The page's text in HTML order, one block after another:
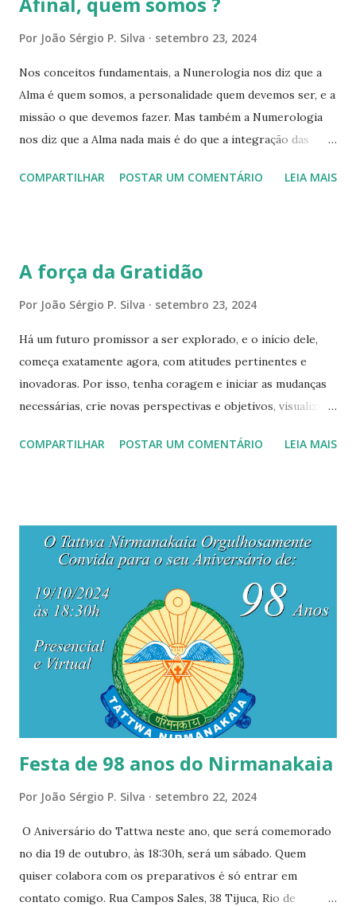
protegendo de insetos que picam, formigas e até cobras,
algumas diferenças, você está enfrentando os dissabores
que o mundo te apresenta, antes de atingir a conclusão do
seu objetivo. Entretanto, determinação, positividade,
otimismo, autoconfiança, disciplina, perspicácia e prudência,
trampolins, e assim conseguir concretizar...
Por João Sérgio P. Silva setembro 23, 2024
Nos conceitos fundamentais, a Nunerologia nos diz que a
Alma é quem somos, a personalidade quem devemos ser, e a
missão o que devemos fazer. Mas também a Numerologia
nos diz que a Alma nada mais é do que a integração das
que a vida é uma obra, e que o Plano da Alma com seus
atrai para fazermos o que precisamos para nos tornar
serei. H.A.V.J
COMPARTILHAR POSTAR UM COMENTÁRIO LEIA MAIS
A força da Gratidão
Por João Sérgio P. Silva setembro 23, 2024
Há um futuro promissor a ser explorado, e o início dele,
começa exatamente agora, com atitudes pertinentes e
inovadoras. Por isso, tenha coragem e iniciar as mudanças
necessárias, crie novas perspectivas e objetivos, visualize
capacidades, ninguém pode ofuscar o seu brilho, ninguém
assuma seu verdadeiro potencial! Pare de carregar o peso
das críticas, abra as asas da liberdade, e voe mais alto, vá em
busca da conquista dos seus ideais. Saiba de uma coisa,
você é capaz de conseguir alcançar todos os seus objetivos,
basta acrediar e empenhar-se! Você é o capitão do próprio
destino, o responsável por seus resultados, assim, busque o
caminho do êxito. Se por algum fator colheu o insucesso,
isto significa apenas uma coisa, é necessário reiniciar
através de um outro projeto...
COMPARTILHAR POSTAR UM COMENTÁRIO LEIA MAIS
Festa de 98 anos do Nirmanakaia
Por João Sérgio P. Silva setembro 22, 2024
O Aniversário do Tattwa neste ano, que será comemorado
no dia 19 de outubro, às 18:30h, será um sábado. Quem
quiser colabora com os preparativos é só entrar em
contato comigo. Rua Campos Sales, 38 Tijuca, Rio de